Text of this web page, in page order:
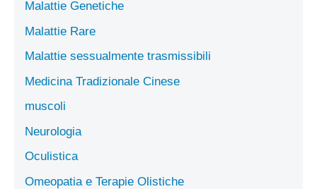
Malattie Genetiche
Malattie Rare
Malattie sessualmente trasmissibili
Medicina Tradizionale Cinese
muscoli
Neurologia
Oculistica
Omeopatia e Terapie Olistiche